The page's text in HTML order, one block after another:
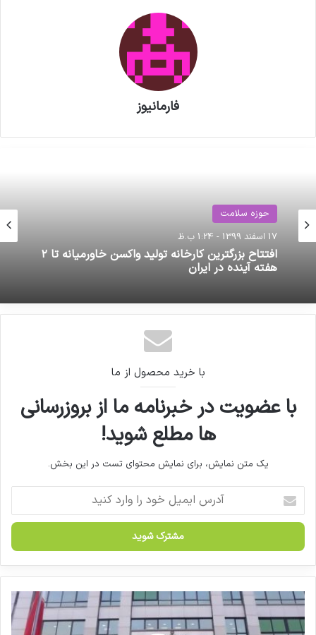
فارمانیوز
حوزه سلامت
17 اسفند 1399 - 1:24 ب.ظ
افتتاح بزرگترین کارخانه تولید واکسن خاورمیانه تا ۲
هفته آینده در ایران
با خرید محصول از ما
با عضویت در خبرنامه ما از بروزرسانی
ها مطلع شوید!
یک متن نمایش، برای نمایش محتوای تست در این بخش.
ر
ا
ی
م
ی
خ
۱
۰
۰